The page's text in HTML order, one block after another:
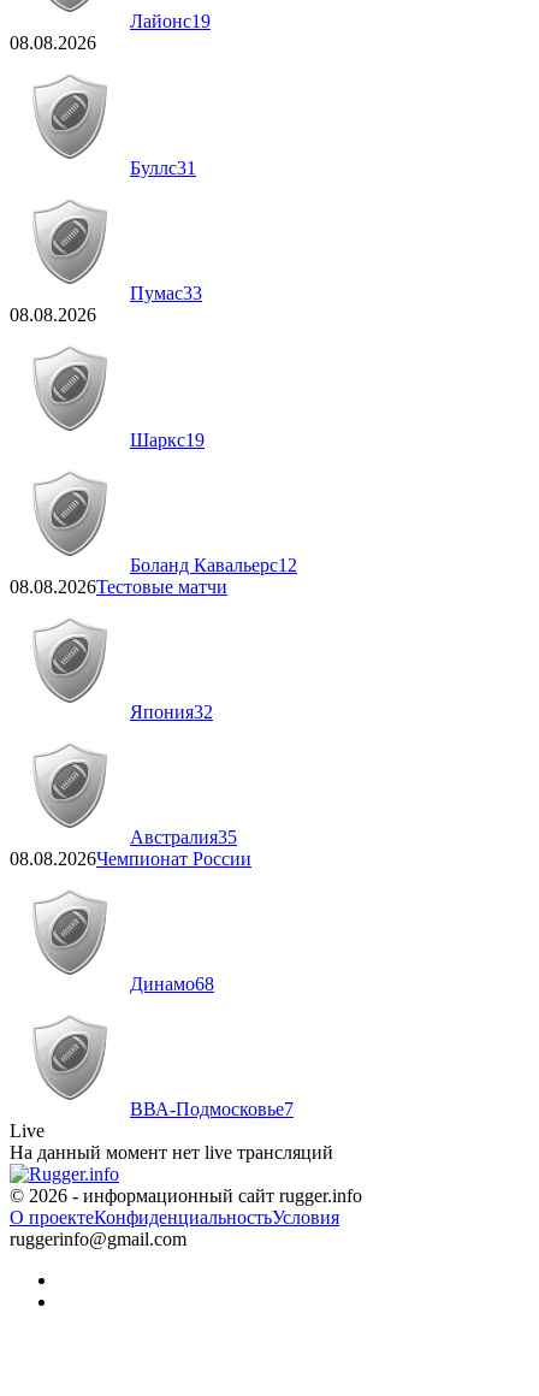
Лайонс19
08.08.2026
Буллс31
Пумас33
08.08.2026
Шаркс19
Боланд Кавальерс12
08.08.2026Тестовые матчи
Япония32
Австралия35
08.08.2026Чемпионат России
Динамо68
ВВА-Подмосковье7
Live
На данный момент нет live трансляций
© 2026 - информационный сайт rugger.info
О проектеКонфиденциальностьУсловия
ruggerinfo@gmail.com